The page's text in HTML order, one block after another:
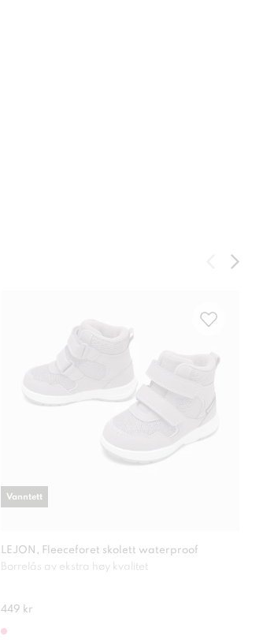
LEJON, Fleeceforet skolett waterproof
Borrelås av ekstra høy kvalitet
449 kr
Vanntett